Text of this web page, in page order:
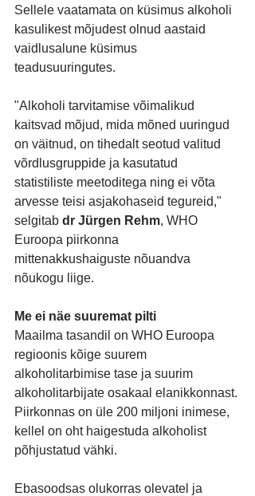
Sellele vaatamata on küsimus alkoholi
kasulikest mõjudest olnud aastaid
vaidlusalune küsimus
teadusuuringutes.
"Alkoholi tarvitamise võimalikud
kaitsvad mõjud, mida mõned uuringud
on väitnud, on tihedalt seotud valitud
võrdlusgruppide ja kasutatud
statistiliste meetoditega ning ei võta
arvesse teisi asjakohaseid tegureid,"
selgitab dr Jürgen Rehm, WHO
Euroopa piirkonna
mittenakkushaiguste nõuandva
nõukogu liige.
Me ei näe suuremat pilti
Maailma tasandil on WHO Euroopa
regioonis kõige suurem
alkoholitarbimise tase ja suurim
alkoholitarbijate osakaal elanikkonnast.
Piirkonnas on üle 200 miljoni inimese,
kellel on oht haigestuda alkoholist
põhjustatud vähki.
Ebasoodsas olukorras olevatel ja